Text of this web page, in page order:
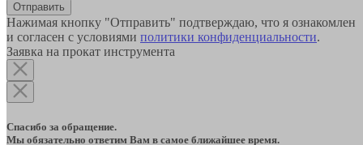
Отправить
Нажимая кнопку "Отправить" подтверждаю, что я ознакомлен
и согласен с условиями политики конфиденциальности.
Заявка на прокат инструмента
Спасибо за обращение.
Мы обязательно ответим Вам в самое ближайшее время.